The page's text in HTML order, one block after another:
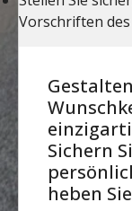
Sichern
heben